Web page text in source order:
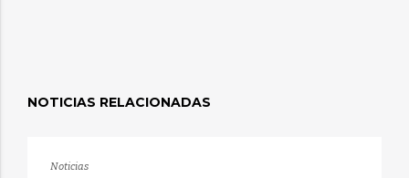
NOTICIAS RELACIONADAS
Noticias